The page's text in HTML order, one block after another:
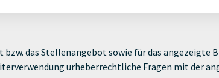
das Stellenangebot sowie für das angezeigte
urheberrechtliche Fragen mit der